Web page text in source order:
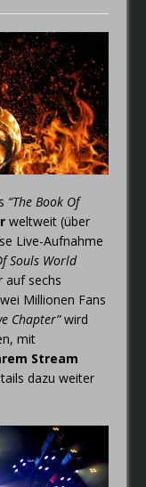
s “The Book Of
weltweit (über
Live-Aufnahme
Souls World
auf sechs
Millionen Fans
Chapter”wird
mit
Stream
dazu weiter